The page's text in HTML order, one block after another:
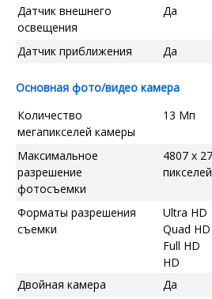
Датчик внешнего
освещения
Да
Датчик приближения Да
Основная фото/видео камера
Количество
мегапикселей камеры
13 Мп
Максимальное
разрешение
фотосъемки
4807 x
пикселей
Форматы разрешения
съемки
Ultra HD
Quad HD
Full HD
HD
Двойная камера
Да